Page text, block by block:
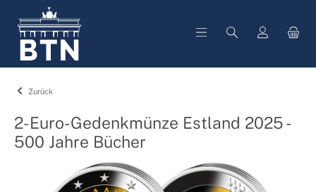
springen
Zurück
2-Euro-Gedenkmünze Estland 2025 -
500 Jahre Bücher